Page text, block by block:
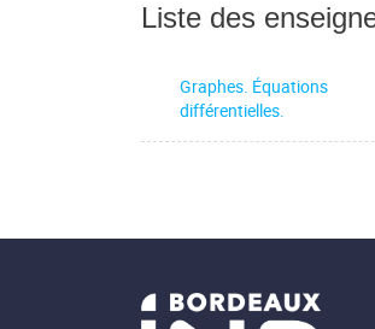
Liste des
Graphes. Équations
différentielles.